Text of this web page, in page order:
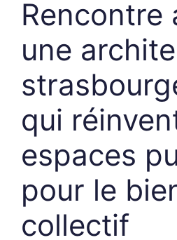
Rencontre
une
qui
espaces
pour le
collectif